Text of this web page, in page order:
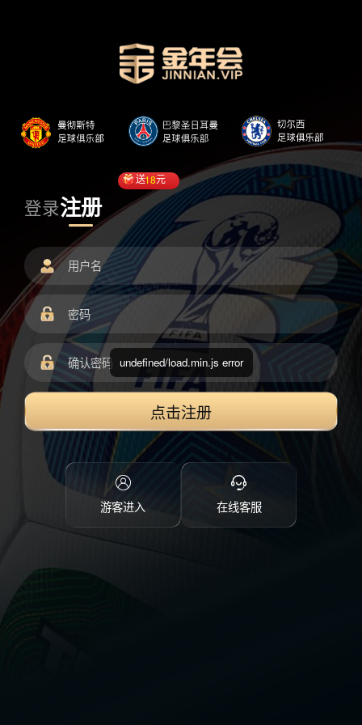
登录注册
送18元
点击注册
游客进入 在线客服
undefined/load.min.js error